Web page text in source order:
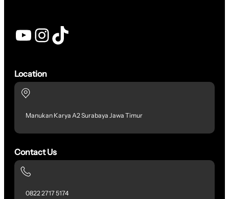
YouTube InstagramTikTok
Location
Manukan Karya A2 Surabaya Jawa Timur
Contact Us
0822 2717 5174